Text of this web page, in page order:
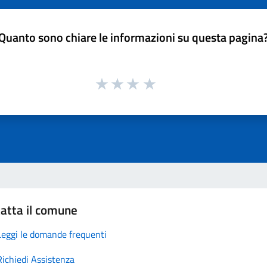
sono chiare le informazioni su questa
il comune
le domande frequenti
Assistenza